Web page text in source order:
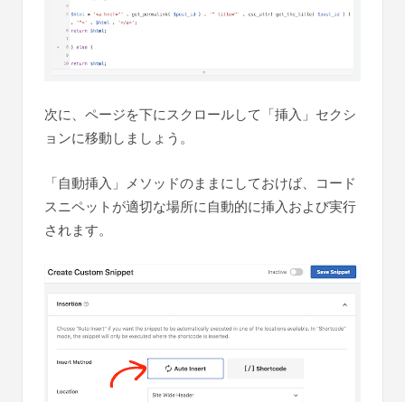
次に、ページを下にスクロールして「挿入」セクシ
「自動挿入」メソッドのままにしておけば、コード
スニペットが適切な場所に自動的に挿入および実行